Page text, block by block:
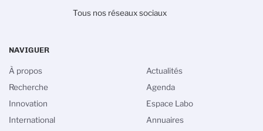
Tous nos réseaux sociaux
NAVIGUER
À propos
Recherche
Innovation
International
Actualités
Agenda
Espace Labo
Annuaires